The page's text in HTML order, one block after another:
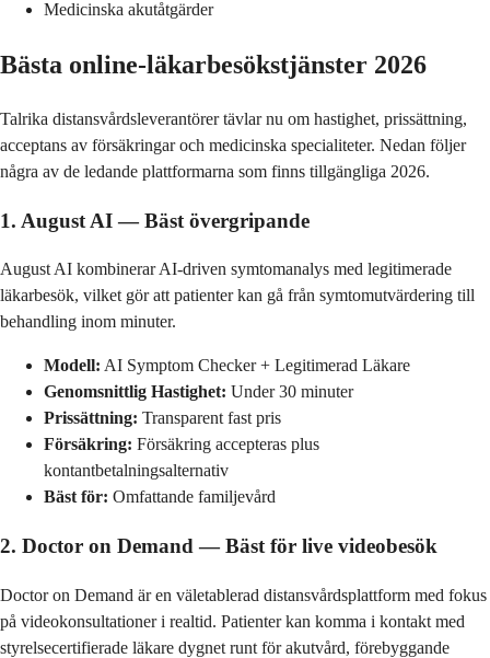
Medicinska akutåtgärder
Bästa online-läkarbesökstjänster 2026
Talrika distansvårdsleverantörer tävlar nu om hastighet, prissättning,
acceptans av försäkringar och medicinska specialiteter. Nedan följer
några av de ledande plattformarna som finns tillgängliga 2026.
1. August AI — Bäst övergripande
August AI kombinerar AI-driven symtomanalys med legitimerade
läkarbesök, vilket gör att patienter kan gå från symtomutvärdering till
behandling inom minuter.
Modell: AI Symptom Checker + Legitimerad Läkare
Genomsnittlig Hastighet: Under 30 minuter
Prissättning: Transparent fast pris
Försäkring: Försäkring accepteras plus
kontantbetalningsalternativ
Bäst för: Omfattande familjevård
2. Doctor on Demand — Bäst för live videobesök
Doctor on Demand är en väletablerad distansvårdsplattform med fokus
på videokonsultationer i realtid. Patienter kan komma i kontakt med
styrelsecertifierade läkare dygnet runt för akutvård, förebyggande